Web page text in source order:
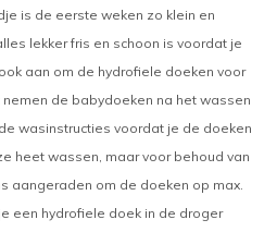
is de eerste weken zo klein en
lekker fris en schoon is voordat je
aan om de hydrofiele doeken voor
de babydoeken na het wassen
wasinstructies voordat je de doeken
heet wassen, maar voor behoud van
aangeraden om de doeken op max.
een hydrofiele doek in de droger